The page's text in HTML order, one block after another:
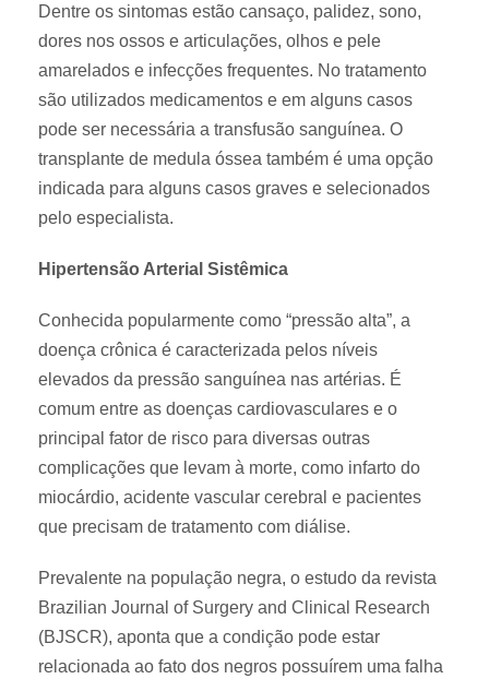
Dentre os sintomas estão cansaço, palidez, sono,
dores nos ossos e articulações, olhos e pele
amarelados e infecções frequentes. No tratamento
são utilizados medicamentos e em alguns casos
pode ser necessária a transfusão sanguínea. O
transplante de medula óssea também é uma opção
indicada para alguns casos graves e selecionados
pelo especialista.
Hipertensão Arterial Sistêmica
Conhecida popularmente como “pressão alta”, a
doença crônica é caracterizada pelos níveis
elevados da pressão sanguínea nas artérias. É
comum entre as doenças cardiovasculares e o
principal fator de risco para diversas outras
complicações que levam à morte, como infarto do
miocárdio, acidente vascular cerebral e pacientes
que precisam de tratamento com diálise.
Prevalente na população negra, o estudo da revista
Brazilian Journal of Surgery and Clinical Research
(BJSCR), aponta que a condição pode estar
relacionada ao fato dos negros possuírem uma falha